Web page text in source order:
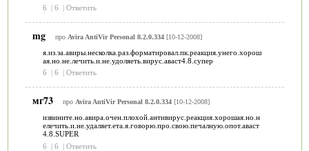
6
| 6 | Ответить
mg про Avira AntiVir Personal 8.2.0.334[10-12-2008]
я.из.за.авиры.несколка.раз.форматировал.пк.реакция.унего.хорош
ая.но.не.лечить.и.не.удоляеть.вирус.аваст4.8.супер
6
| 6 | Ответить
мг73 про Avira AntiVir Personal 8.2.0.334[10-12-2008]
извините.но.авира.очен.плохой.антивирус.реакция.хорошая.но.н
елечить.и.не.удаляет.ета.я.говорю.про.свою.печалную.опот.аваст
4.8.SUPER
6
| 6 | Ответить